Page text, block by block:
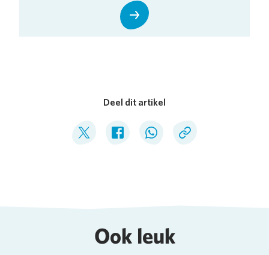
Deel dit artikel
Deel op TwitterDeel op Facebook
Deel op WhatsApp
Kopieer link
Ook leuk